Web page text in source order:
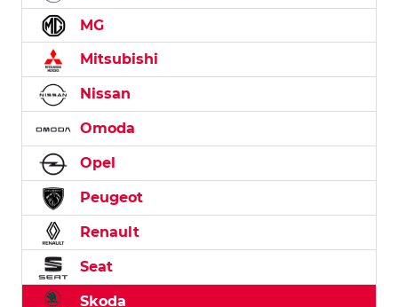
MG
Mitsubishi
Nissan
Omoda
Opel
Peugeot
Renault
Seat
Skoda